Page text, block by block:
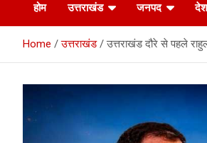
होम उत्तराखंड जनपद देश
Home उत्तराखंड उत्तराखंड दौरे से पहले